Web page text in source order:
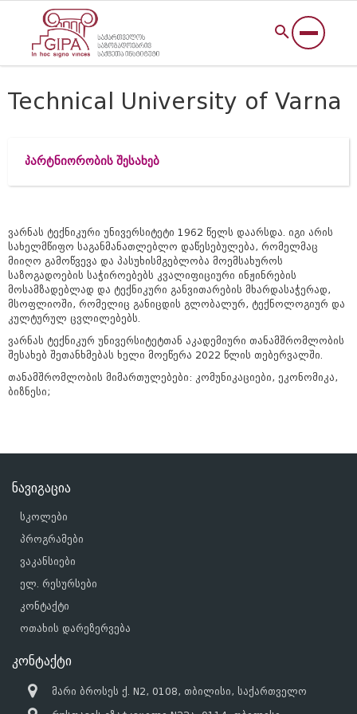
Technical University of Varna
პარტნიორობის შესახებ
ვარნას ტექნიკური უნივერსიტეტი 1962 წელს დაარსდა. იგი არის
სახელმწიფო საგანმანათლებლო დაწესებულება, რომელმაც
მიიღო გამოწვევა და პასუხისმგებლობა მოემსახუროს
საზოგადოების საჭიროებებს კვალიფიციური ინჟინრების
მოსამზადებლად და ტექნიკური განვითარების მხარდასაჭერად,
მსოფლიოში, რომელიც განიცდის გლობალურ, ტექნოლოგიურ და
კულტურულ ცვლილებებს.
ვარნას ტექნიკურ უნივერსიტეტთან აკადემიური თანამშრომლობის
შესახებ შეთანხმებას ხელი მოეწერა 2022 წლის თებერვალში.
თანამშრომლობის მიმართულებები: კომუნიკაციები, ეკონომიკა,
ბიზნესი;
ნავიგაცია
სკოლები
პროგრამები
ვაკანსიები
ელ. რესურსები
კონტაქტი
ოთახის დარეზერვება
კონტაქტი
მარი ბროსეს ქ. N2, 0108, თბილისი, საქართველო